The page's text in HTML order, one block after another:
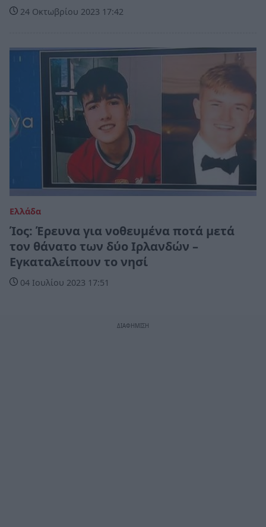
24 Οκτωβρίου 2023 17:42
Ελλάδα
Ίος: Έρευνα για νοθευμένα ποτά μετά
τον θάνατο των δύο Ιρλανδών –
Εγκαταλείπουν το νησί
04 Ιουλίου 2023 17:51